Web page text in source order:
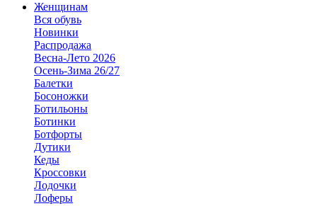
Женщинам
Вся обувь
Новинки
Распродажа
Весна-Лето 2026
Осень-Зима 26/27
Балетки
Босоножки
Ботильоны
Ботинки
Ботфорты
Дутики
Кеды
Кроссовки
Лодочки
Лоферы